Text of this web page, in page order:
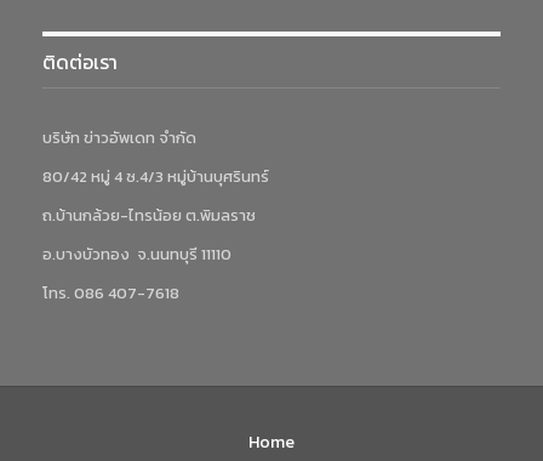
ติดต่อเรา
บริษัท ข่าวอัพเดท จำกัด
80/42 หมู่ 4 ซ.4/3 หมู่บ้านบุศรินทร์
ถ.บ้านกล้วย-ไทรน้อย ต.พิมลราช
อ.บางบัวทอง จ.นนทบุรี 11110
โทร. 086 407-7618
Home